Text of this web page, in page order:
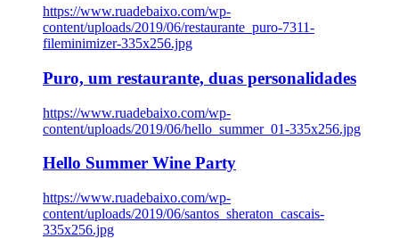
https://www.ruadebaixo.com/wp-
content/uploads/2019/06/restaurante_puro-7311-
fileminimizer-335x256.jpg
Puro, um restaurante, duas personalidades
https://www.ruadebaixo.com/wp-
content/uploads/2019/06/hello_summer_01-335x256.jpg
Hello Summer Wine Party
https://www.ruadebaixo.com/wp-
content/uploads/2019/06/santos_sheraton_cascais-
335x256.jpg